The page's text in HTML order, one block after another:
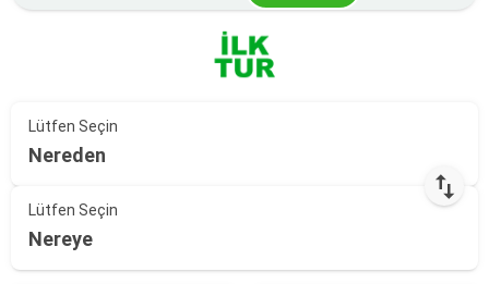
Lütfen Seçin
Nereden
Lütfen Seçin
Nereye